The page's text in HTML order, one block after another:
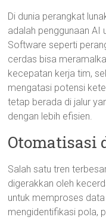
Di dunia perangkat
adalah penggunaan AI
Software seperti
cerdas bisa
kecepatan kerja tim,
mengatasi potensi
tetap berada di jalur
dengan lebih efisien.
Otomatisasi
Salah satu tren
digerakkan oleh
untuk memproses
mengidentifikasi pola,